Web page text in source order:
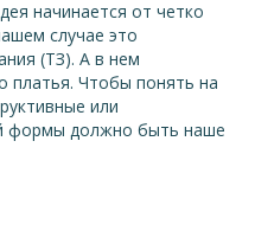
начинается от четко
случае это
(ТЗ). А в нем
платья. Чтобы понять на
или
формы должно быть наше